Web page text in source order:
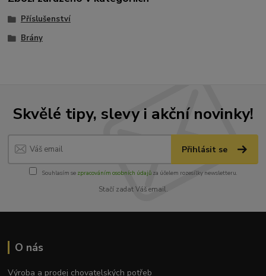
Příslušenství
Brány
Skvělé tipy, slevy i akční novinky!
Přihlásit se
Souhlasím se zpracováním osobních údajůza účelem rozesílky newsletteru.
Stačí zadat Váš email.
O nás
Výroba a prodej chovatelských potřeb